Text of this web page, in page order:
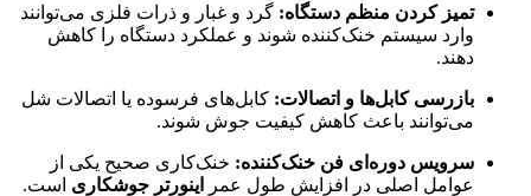
تمیز کردن منظم دستگاه: گرد و غبار و ذرات فلزی می‌توانند
وارد سیستم خنک‌کننده شوند و عملکرد دستگاه را کاهش
دهند.
بازرسی کابل‌ها و اتصالات: کابل‌های فرسوده یا اتصالات شل
می‌توانند باعث کاهش کیفیت جوش شوند.
سرویس دوره‌ای فن خنک‌کننده: خنک‌کاری صحیح یکی از
عوامل اصلی در افزایش طول عمر
اینورتر جوشکاری است.